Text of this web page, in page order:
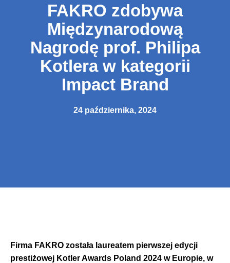
FAKRO zdobywa
Międzynarodową
Nagrodę prof. Philipa
Kotlera w kategorii
Impact Brand
24 października, 2024
Firma FAKRO została laureatem pierwszej edycji
prestiżowej Kotler Awards Poland 2024 w Europie, w